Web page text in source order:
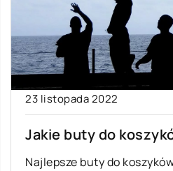
23 listopada 2022
Jakie buty do
Najlepsze buty do